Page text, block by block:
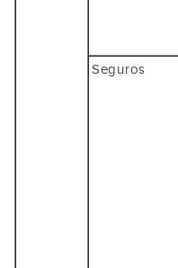
Seguros